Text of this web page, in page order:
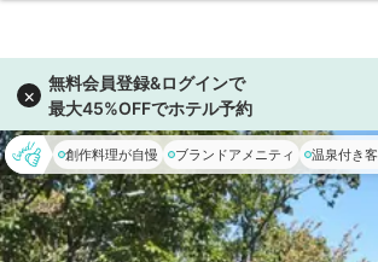
創作料理が自慢 ブランドアメニティ 温泉付き